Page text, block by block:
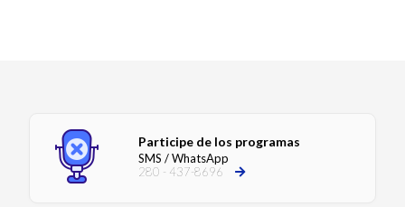
Participe de los programas
SMS / WhatsApp
280 - 437-8696